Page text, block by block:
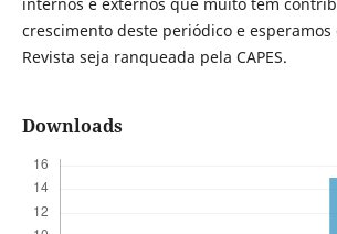
crescimento deste periódico e esperamos
Revista seja ranqueada pela CAPES.
Downloads